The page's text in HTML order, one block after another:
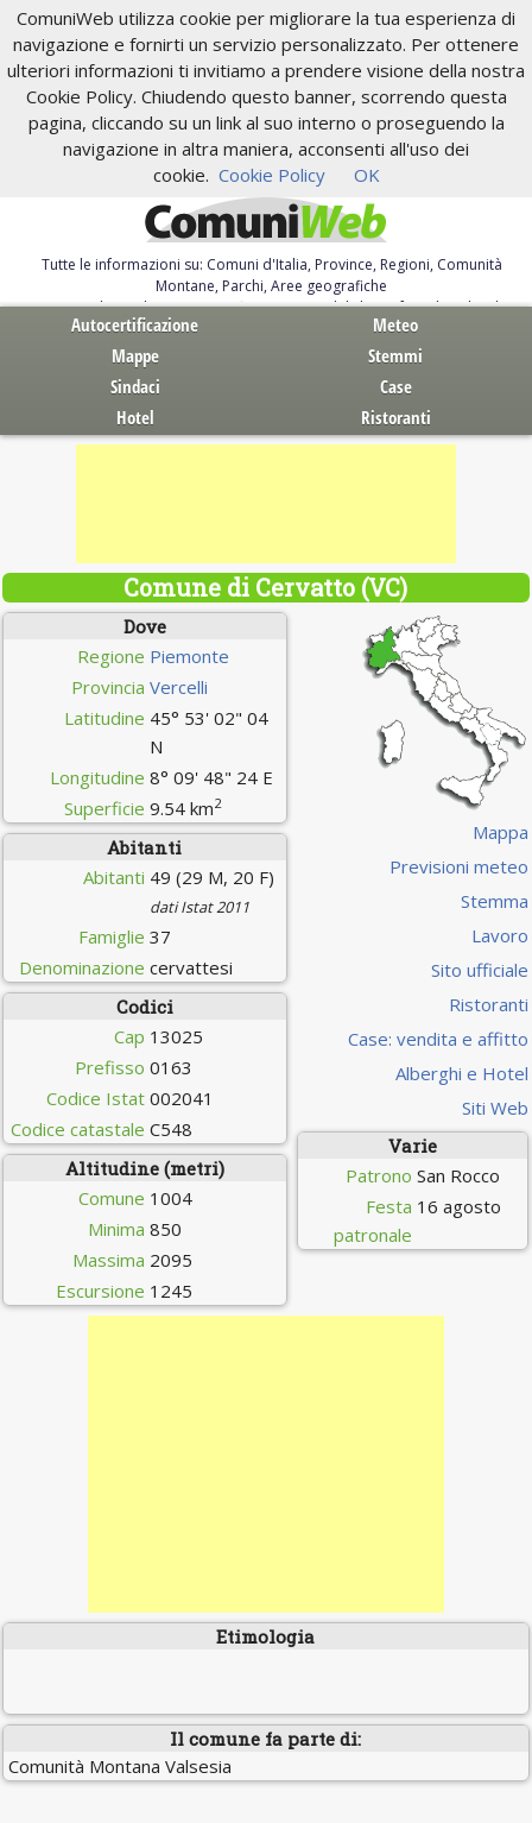
ComuniWeb utilizza cookie per migliorare la tua esperienza di
navigazione e fornirti un servizio personalizzato. Per ottenere
ulteriori informazioni ti invitiamo a prendere visione della nostra
Cookie Policy. Chiudendo questo banner, scorrendo questa
pagina, cliccando su un link al suo interno o proseguendo la
navigazione in altra maniera, acconsenti all'uso dei
cookie. Cookie Policy OK
Tutte le informazioni su: Comuni d'Italia, Province, Regioni, Comunità
Montane, Parchi, Aree geografiche
Servizi al Cittadino. Autocertificazione, moduli, leggi, free download
Autocertificazione
Meteo
Mappe
Stemmi
Sindaci
Case
Hotel
Ristoranti
Comune di Cervatto (VC)
Dove
Regione Piemonte
Provincia Vercelli
Latitudine 45° 53' 02" 04
N
Longitudine 8° 09' 48" 24 E
Superficie 9.54 km2
Abitanti
Abitanti 49 (29 M, 20 F)
dati Istat 2011
Famiglie 37
Denominazione cervattesi
Codici
Cap 13025
Prefisso 0163
Codice Istat 002041
Codice catastale C548
Altitudine (metri)
Comune 1004
Minima 850
Massima 2095
Escursione 1245
Mappa
Previsioni meteo
Stemma
Lavoro
Sito ufficiale
Ristoranti
Case: vendita e affitto
Alberghi e Hotel
Siti Web
Varie
Patrono San Rocco
Festa
patronale
16 agosto
Etimologia
Il comune fa parte di:
Comunità Montana Valsesia